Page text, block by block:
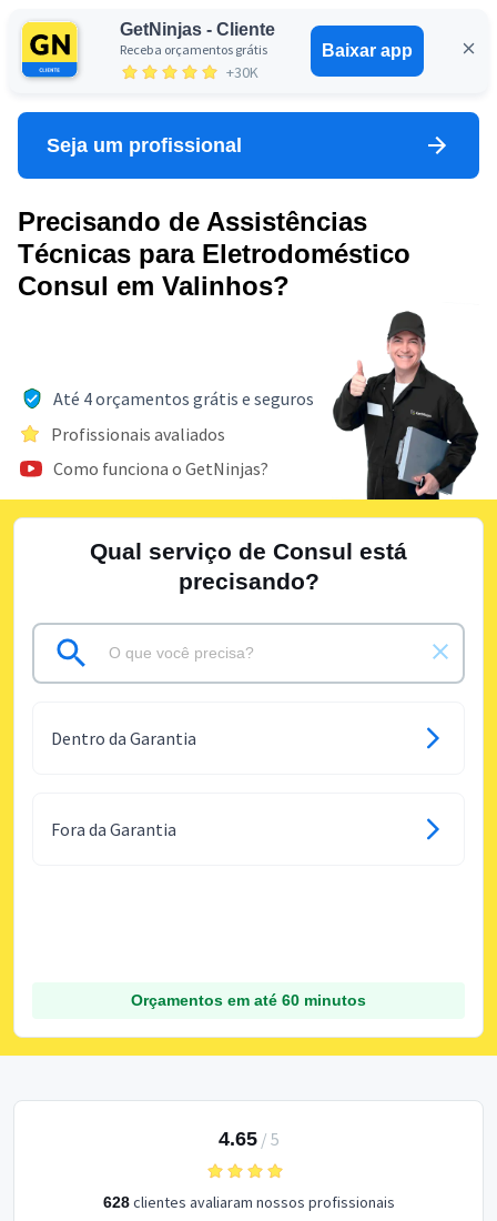
GetNinjas - Cliente
Receba orçamentos grátis
+30K
Baixar app
Entrar
Seja um profissional
Precisando de Assistências
Técnicas para Eletrodoméstico
Consul em Valinhos?
Até 4 orçamentos grátis e seguros
Profissionais avaliados
Como funciona o GetNinjas?
Qual serviço de Consul está
precisando?
Dentro da Garantia
Fora da Garantia
Orçamentos em até 60 minutos
4.65/ 5
628clientes avaliaram nossos profissionais